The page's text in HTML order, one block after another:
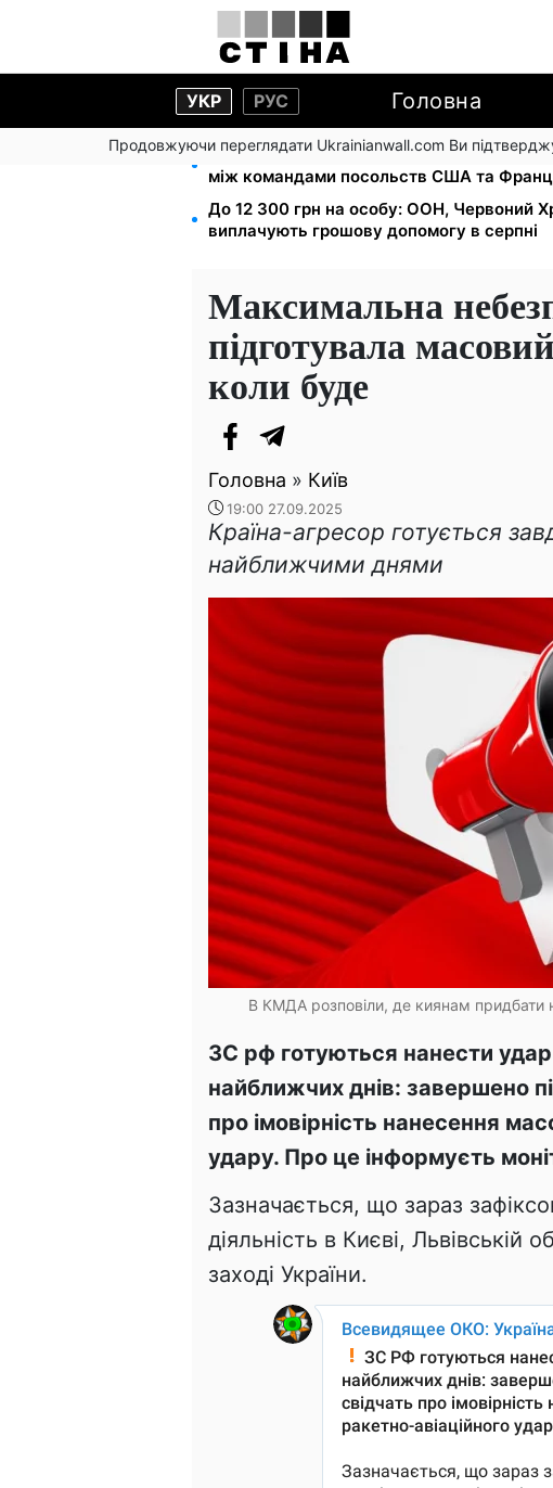
УКР РУС Головна
Продовжуючи переглядати Ukrainianwall.com Ви
На стадіоні «Спартак» у Києві відбувся
між командами посольств США та
До 12 300 грн на особу: ООН, Червоний
виплачують грошову допомогу в серпні
Максимальна
підготувала
коли буде
Головна » Київ
19:00 27.09.2025
Країна-агресор готується
найближчими днями
В КМДА розповіли, де киянам придбати
ЗС рф готуються нанести удар
найближчих днів: завершено
про імовірність нанесення
удару. Про це інформуєть
Зазначається, що зараз
діяльність в Києві, Львівській
заході України.